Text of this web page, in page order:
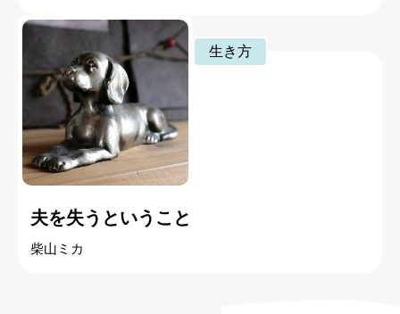
生き方
夫を失うということ
柴山ミカ